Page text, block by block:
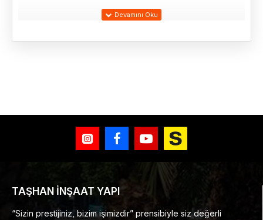
TAŞHAN İNŞAAT YAPI
“Sizin prestijiniz, bizim işimizdir” prensibiyle siz değerli